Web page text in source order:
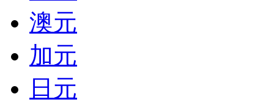
澳元
加元
日元